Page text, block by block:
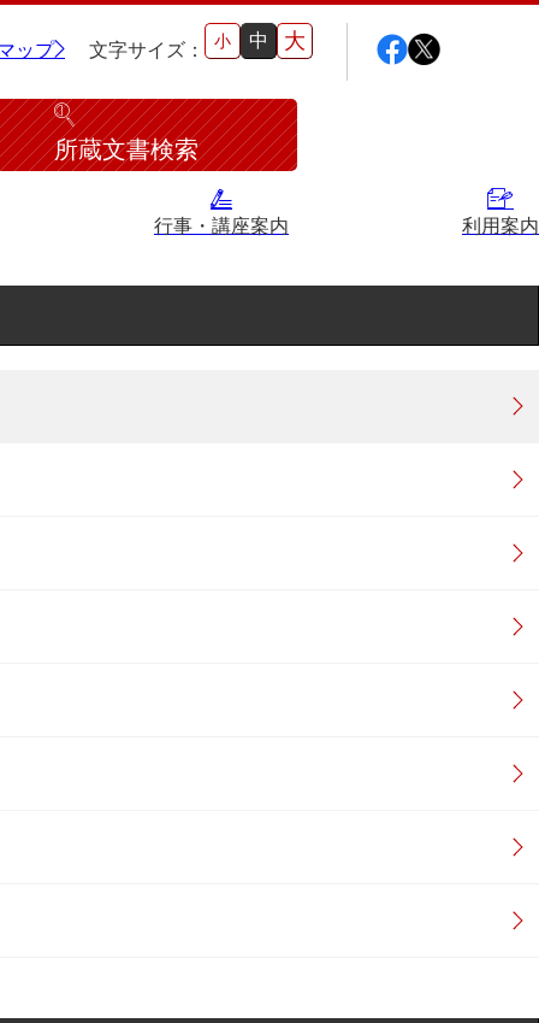
ップ 文字サイズ： 小 中 大
所蔵文書検索
行事・講座案内 利用案内